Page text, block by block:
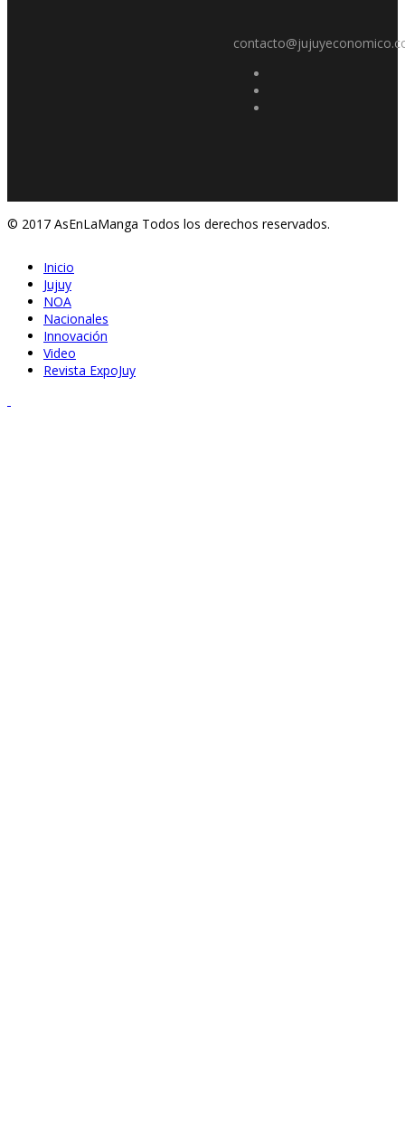
© 2017 AsEnLaManga Todos los derechos reservados.
Inicio
Jujuy
NOA
Nacionales
Innovación
Video
Revista ExpoJuy